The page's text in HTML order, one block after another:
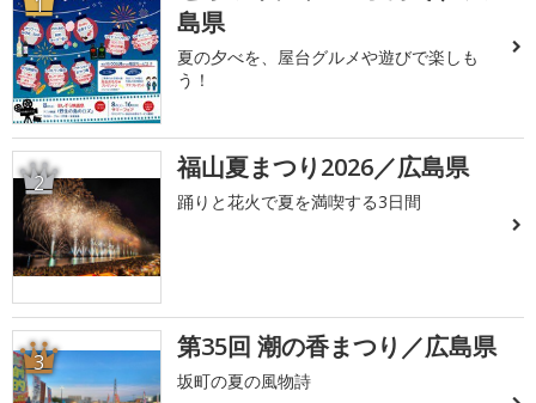
島県
夏の夕べを、屋台グルメや遊びで楽しも
う！
2 福山夏まつり2026／広島県
踊りと花火で夏を満喫する3日間
3 第35回 潮の香まつり／広島県
坂町の夏の風物詩